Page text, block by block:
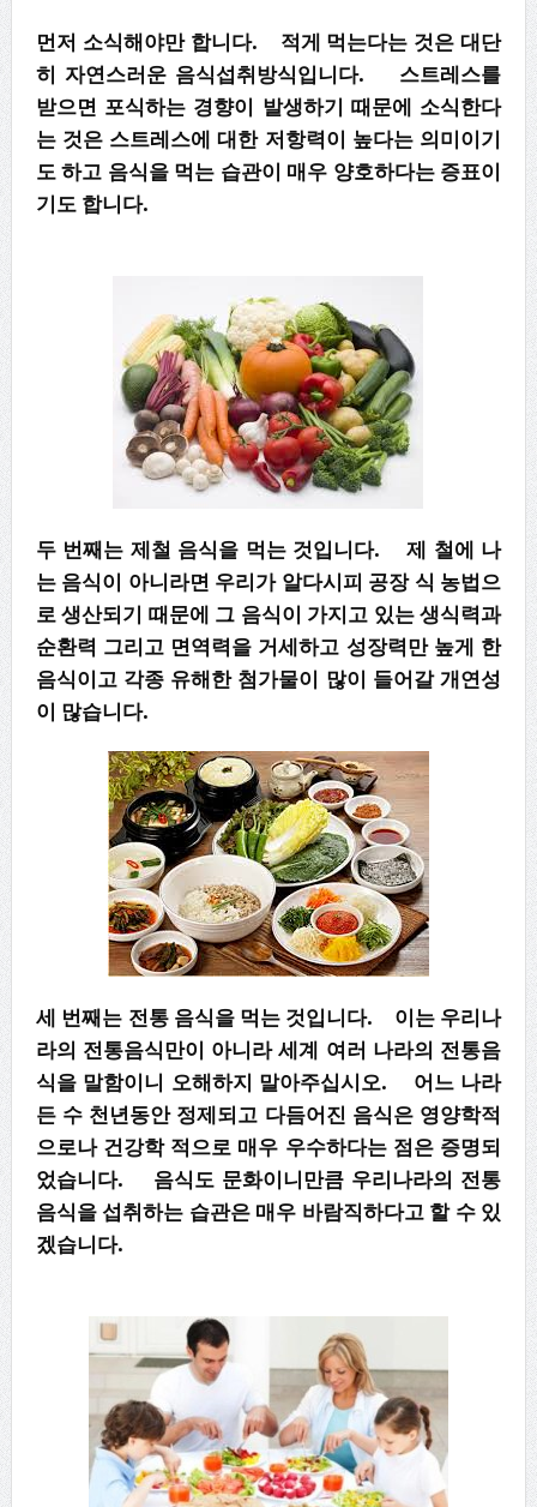
먼저 소식해야만 합니다. 적게 먹는다는 것은 대단
히 자연스러운 음식섭취방식입니다. 스트레스를
받으면 포식하는 경향이 발생하기 때문에 소식한다
는 것은 스트레스에 대한 저항력이 높다는 의미이기
도 하고 음식을 먹는 습관이 매우 양호하다는 증표이
기도 합니다.
두 번째는 제철 음식을 먹는 것입니다. 제 철에 나
는 음식이 아니라면 우리가 알다시피 공장 식 농법으
로 생산되기 때문에 그 음식이 가지고 있는 생식력과
순환력 그리고 면역력을 거세하고 성장력만 높게 한
음식이고 각종 유해한 첨가물이 많이 들어갈 개연성
이 많습니다.
세 번째는 전통 음식을 먹는 것입니다. 이는 우리나
라의 전통음식만이 아니라 세계 여러 나라의 전통음
식을 말함이니 오해하지 말아주십시오. 어느 나라
든 수 천년동안 정제되고 다듬어진 음식은 영양학적
으로나 건강학 적으로 매우 우수하다는 점은 증명되
었습니다. 음식도 문화이니만큼 우리나라의 전통
음식을 섭취하는 습관은 매우 바람직하다고 할 수 있
겠습니다.